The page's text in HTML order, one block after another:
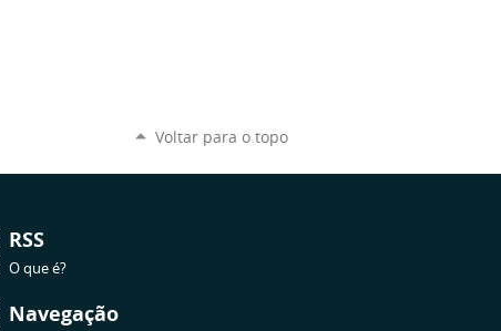
Voltar para o topo
RSS
O que é?
Navegação